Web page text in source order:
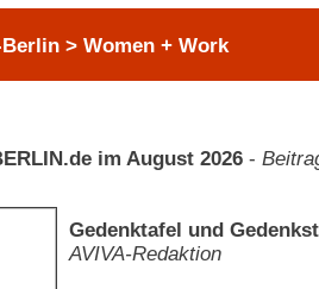
Berlin > Women + Work
im August 2026 -
Gedenktafel und
AVIVA-Redaktion